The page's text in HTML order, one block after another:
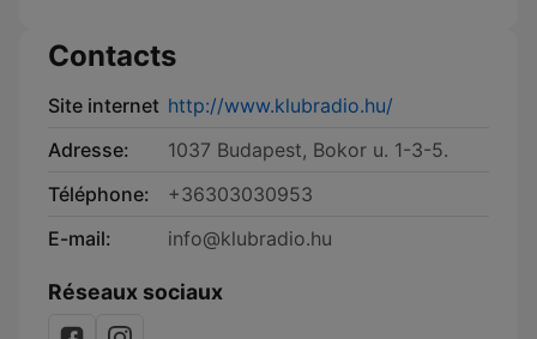
Contacts
Site internet http://www.klubradio.hu/
Adresse:
1037 Budapest, Bokor u. 1-3-5.
Téléphone:
+36303030953
E-mail:
info@klubradio.hu
Réseaux sociaux